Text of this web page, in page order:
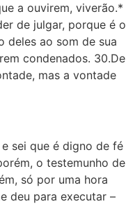
a ouvirem, viverão.*
de julgar, porque é o
deles ao som de sua
condenados. 30.De
mas a vontade
sei que é digno de fé
o testemunho de
só por uma hora
deu para executar –